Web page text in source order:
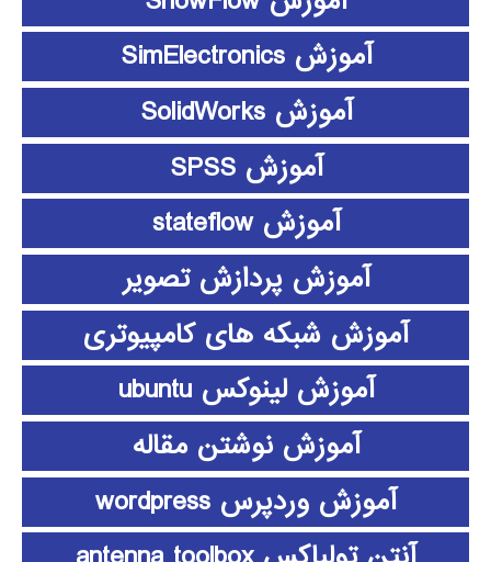
آموزش SimElectronics
آموزش SolidWorks
آموزش SPSS
آموزش stateflow
آموزش پردازش تصویر
آموزش شبکه های کامپیوتری
آموزش لینوکس ubuntu
آموزش نوشتن مقاله
آموزش وردپرس wordpress